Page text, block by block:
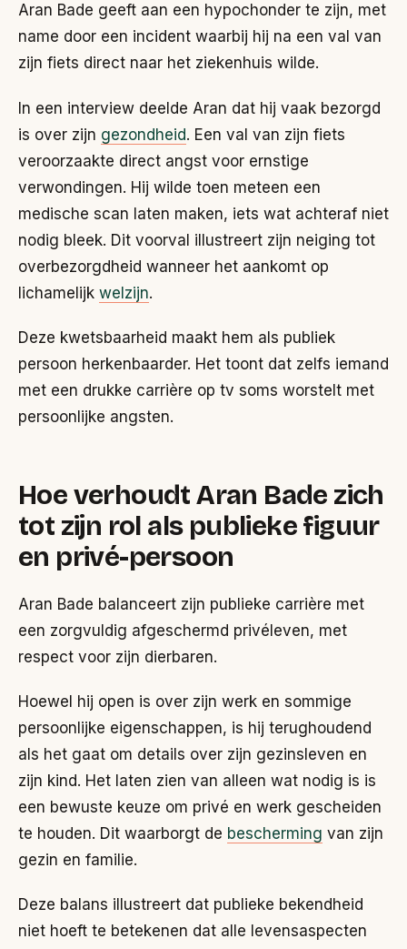
Aran Bade geeft aan een hypochonder te zijn, met
name door een incident waarbij hij na een val van
zijn fiets direct naar het ziekenhuis wilde.
In een interview deelde Aran dat hij vaak bezorgd
is over zijn gezondheid. Een val van zijn fiets
veroorzaakte direct angst voor ernstige
verwondingen. Hij wilde toen meteen een
medische scan laten maken, iets wat achteraf niet
nodig bleek. Dit voorval illustreert zijn neiging tot
overbezorgdheid wanneer het aankomt op
lichamelijk welzijn.
Deze kwetsbaarheid maakt hem als publiek
persoon herkenbaarder. Het toont dat zelfs iemand
met een drukke carrière op tv soms worstelt met
persoonlijke angsten.
Hoe verhoudt Aran Bade zich
tot zijn rol als publieke figuur
en privé-persoon
Aran Bade balanceert zijn publieke carrière met
een zorgvuldig afgeschermd privéleven, met
respect voor zijn dierbaren.
Hoewel hij open is over zijn werk en sommige
persoonlijke eigenschappen, is hij terughoudend
als het gaat om details over zijn gezinsleven en
zijn kind. Het laten zien van alleen wat nodig is is
een bewuste keuze om privé en werk gescheiden
te houden. Dit waarborgt de bescherming van zijn
gezin en familie.
Deze balans illustreert dat publieke bekendheid
niet hoeft te betekenen dat alle levensaspecten